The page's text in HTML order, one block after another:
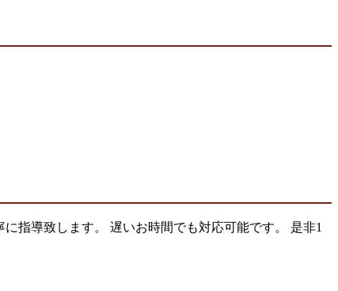
指導致します。 遅いお時間でも対応可能です。 是非1